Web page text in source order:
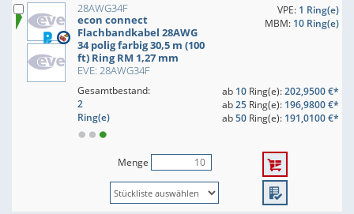
28AWG34F
econ connect
Flachbandkabel 28AWG
34 polig farbig 30,5 m (100
ft) Ring RM 1,27 mm
EVE: 28AWG34F
VPE: 1 Ring(e)
MBM: 10 Ring(e)
Gesamtbestand:
2
Ring(e)
ab 10Ring(e):202,9500 €*
ab25Ring(e): 196,9800 €*
ab50Ring(e): 191,0100 €*
Menge